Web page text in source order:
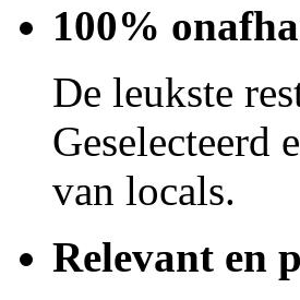
100%
De leukste
Geselecteerd
van locals.
Relevant en